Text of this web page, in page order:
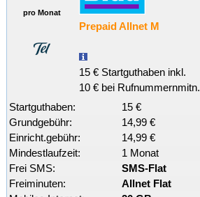
pro Monat
Prepaid Allnet M
15 € Startguthaben inkl.
10 € bei Rufnummernmitn.
Startguthaben:
15 €
Grundgebühr:
14,99 €
Einricht.gebühr:
14,99 €
Mindestlaufzeit:
1 Monat
Frei SMS:
SMS-Flat
Freiminuten:
Allnet Flat